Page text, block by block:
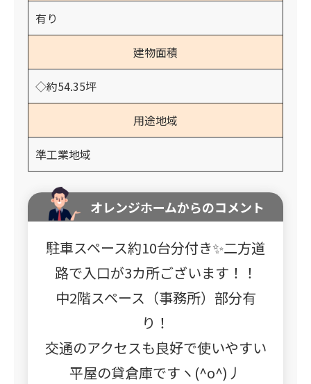
有り
建物面積
◇約54.35坪
用途地域
準工業地域
オレンジホームからのコメント
駐車スペース約10台分付き✨二方道
路で入口が3カ所ございます！！
中2階スペース（事務所）部分有
り！
交通のアクセスも良好で使いやすい
平屋の貸倉庫ですヽ(^o^)丿